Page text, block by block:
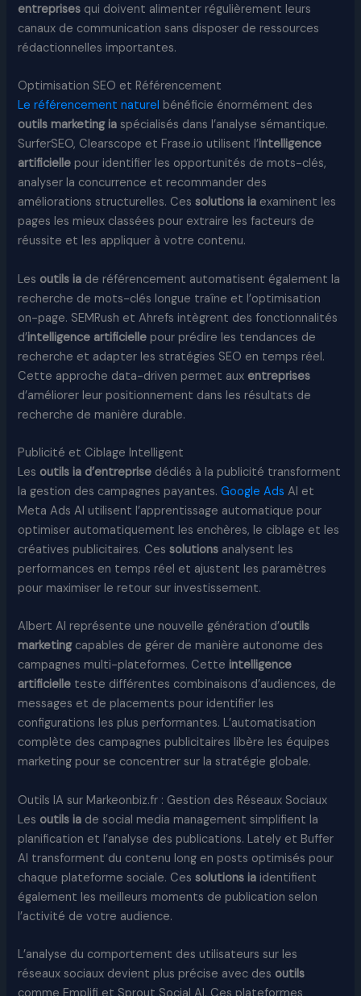
entreprises qui doivent alimenter régulièrement leurs
canaux de communication sans disposer de ressources
rédactionnelles importantes.
Optimisation SEO et Référencement
Le référencement naturel bénéficie énormément des
outils marketing ia spécialisés dans l’analyse sémantique.
SurferSEO, Clearscope et Frase.io utilisent l’intelligence
artificielle pour identifier les opportunités de mots-clés,
analyser la concurrence et recommander des
améliorations structurelles. Cessolutions ia examinent les
pages les mieux classées pour extraire les facteurs de
réussite et les appliquer à votre contenu.
Les outils ia de référencement automatisent également la
recherche de mots-clés longue traîne et l’optimisation
on-page. SEMRush et Ahrefs intègrent des fonctionnalités
d’intelligence artificielle pour prédire les tendances de
recherche et adapter les stratégies SEO en temps réel.
Cette approche data-driven permet aux entreprises
d’améliorer leur positionnement dans les résultats de
recherche de manière durable.
Publicité et Ciblage Intelligent
Les outils ia d’entreprise dédiés à la publicité transforment
la gestion des campagnes payantes.Google Ads AI et
Meta Ads AI utilisent l’apprentissage automatique pour
optimiser automatiquement les enchères, le ciblage et les
créatives publicitaires. Cessolutions analysent les
performances en temps réel et ajustent les paramètres
pour maximiser le retour sur investissement.
Albert AI représente une nouvelle génération d’outils
marketing capables de gérer de manière autonome des
campagnes multi-plateformes. Cetteintelligence
artificielle teste différentes combinaisons d’audiences, de
messages et de placements pour identifier les
configurations les plus performantes. L’automatisation
complète des campagnes publicitaires libère les équipes
marketing pour se concentrer sur la stratégie globale.
Outils IA sur Markeonbiz.fr : Gestion des Réseaux Sociaux
Les outils ia de social media management simplifient la
planification et l’analyse des publications. Lately et Buffer
AI transforment du contenu long en posts optimisés pour
chaque plateforme sociale. Cessolutions ia identifient
également les meilleurs moments de publication selon
l’activité de votre audience.
L’analyse du comportement des utilisateurs sur les
réseaux sociaux devient plus précise avec des outils